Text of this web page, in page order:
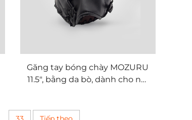
Găng tay bóng chày MOZURU
11.5", bằng da bò, dành cho nội